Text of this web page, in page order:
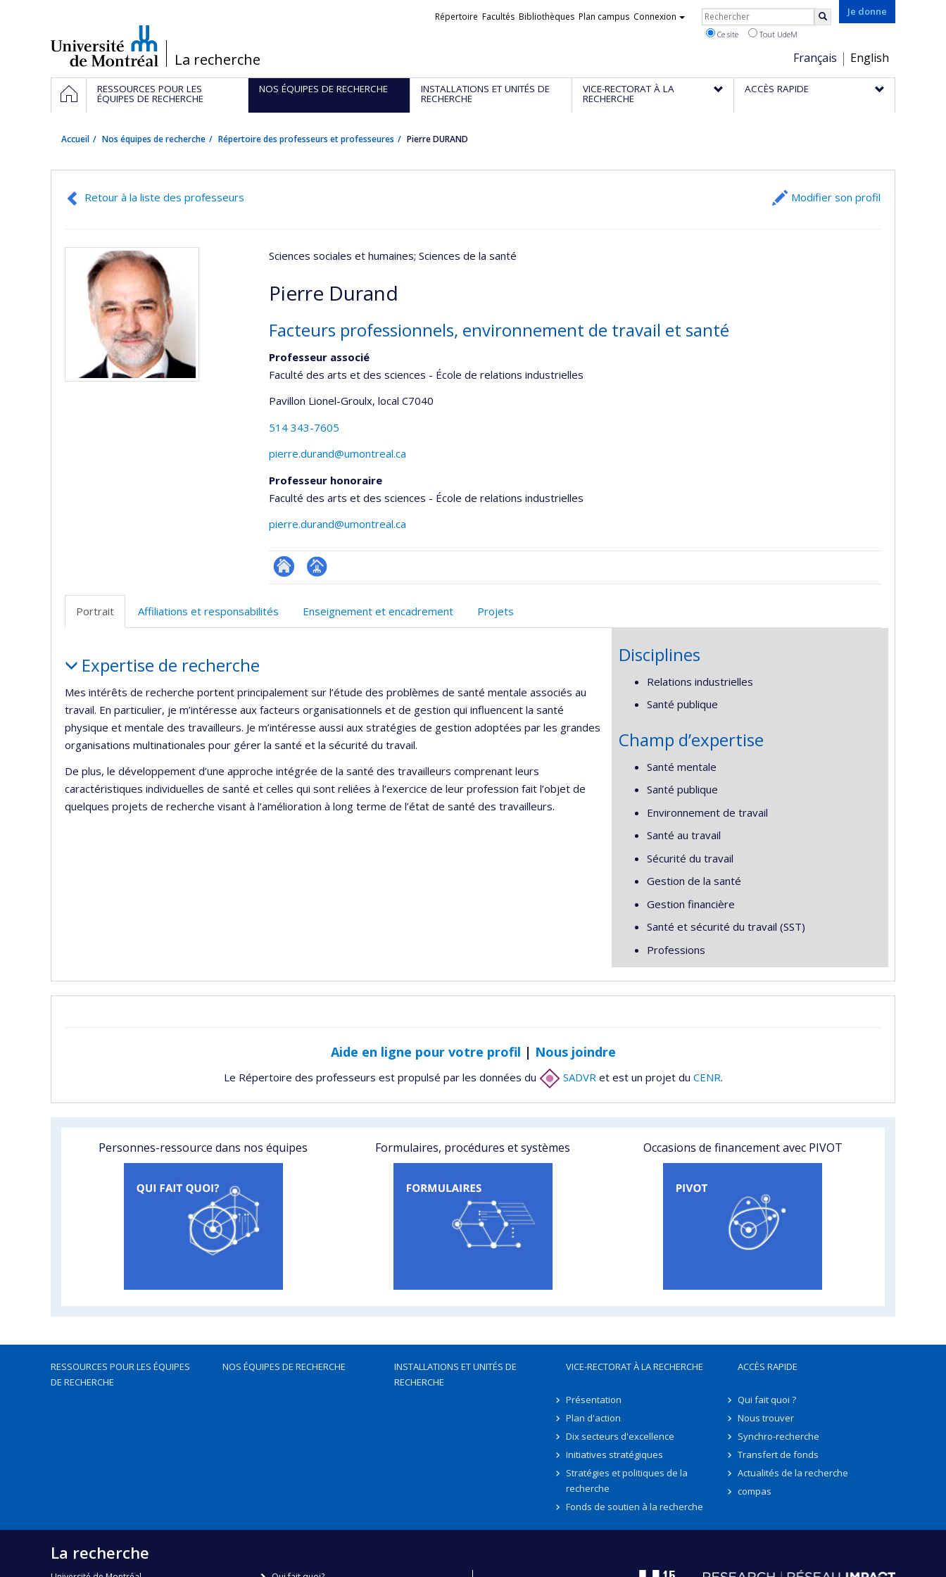
/La recherche
Je donne
Choix
de
la
Français English
Liens
Répertoire Facultés Bibliothèques Plan campus Connexion Rechercher
Ce site Tout UdeM
Navigation
principale
ACCUEILRESSOURCES POUR LES
ÉQUIPES DE RECHERCHE
NOS ÉQUIPES DE RECHERCHE INSTALLATIONS ET UNITÉS DE
RECHERCHE
VICE-RECTORAT À LA
RECHERCHE
ACCÈS RAPIDE
Accueil Nos équipes de recherche Répertoire des professeurs et professeures Pierre DURAND
Retour à la liste des professeurs Modifier son profil
Sciences sociales et humaines; Sciences de la santé
Pierre Durand
Facteurs professionnels, environnement de travail et santé
Professeur associé
Faculté des arts et des sciences - École de relations industrielles
Pavillon Lionel-Groulx, local C7040
514 343-7605
pierre.durand@umontreal.ca
Professeur honoraire
Faculté des arts et des sciences - École de relations industrielles
pierre.durand@umontreal.ca
ResearchGate
Page
(faculté,département,école)
Portrait Affiliations et responsabilités Enseignement et encadrement Projets
Expertise de recherche
Mes intérêts de recherche portent principalement sur l’étude des problèmes de santé mentale associés au
travail. En particulier, je m’intéresse aux facteurs organisationnels et de gestion qui influencent la santé
physique et mentale des travailleurs. Je m’intéresse aussi aux stratégies de gestion adoptées par les grandes
organisations multinationales pour gérer la santé et la sécurité du travail.
De plus, le développement d’une approche intégrée de la santé des travailleurs comprenant leurs
caractéristiques individuelles de santé et celles qui sont reliées à l’exercice de leur profession fait l’objet de
quelques projets de recherche visant à l’amélioration à long terme de l’état de santé des travailleurs.
Disciplines
Relations industrielles
Santé publique
Champ d’expertise
Santé mentale
Santé publique
Environnement de travail
Santé au travail
Sécurité du travail
Gestion de la santé
Gestion financière
Santé et sécurité du travail (SST)
Professions
Aide en ligne pour votre profil | Nous joindre
Le Répertoire des professeurs est propulsé par les données du SADVR et est un projet du CENR.
Personnes-ressource dans nos équipes Formulaires, procédures et systèmes Occasions de financement avec PIVOT
RESSOURCES POUR LES ÉQUIPES
DE RECHERCHE
NOS ÉQUIPES DE RECHERCHE
INSTALLATIONS ET UNITÉS DE
RECHERCHE
VICE-RECTORAT À LA RECHERCHE
Présentation
Plan d'action
Dix secteurs d'excellence
Initiatives stratégiques
Stratégies et politiques de la
recherche
Fonds de soutien à la recherche
ACCÈS RAPIDE
Qui fait quoi ?
Nous trouver
Synchro-recherche
Transfert de fonds
Actualités de la recherche
compas
La recherche